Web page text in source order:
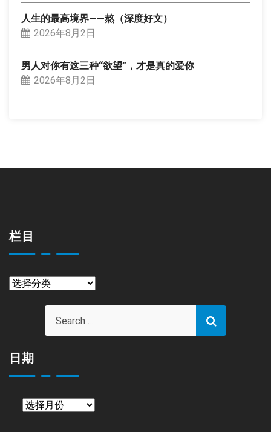
人生的最高境界——熬（深度好文）
2026年8月2日
男人对你有这三种“欲望”，才是真的爱你
2026年8月2日
栏目
栏
日期